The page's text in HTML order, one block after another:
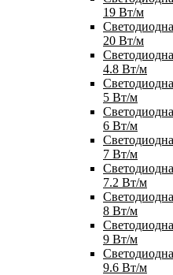
19 Вт/м
20 Вт/м
4.8 Вт/м
5 Вт/м
6 Вт/м
7 Вт/м
7.2 Вт/м
8 Вт/м
9 Вт/м
9.6 Вт/м